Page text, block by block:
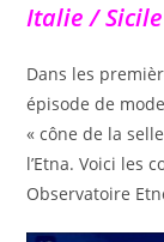
Italie /
Dans les
épisode de
« cône de la
l’Etna. Voici les
Observatoire